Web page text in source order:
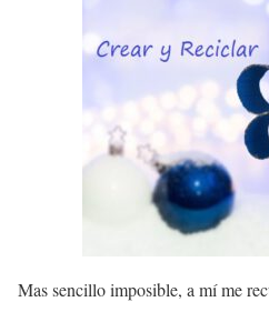
Mas sencillo imposible, a mí me